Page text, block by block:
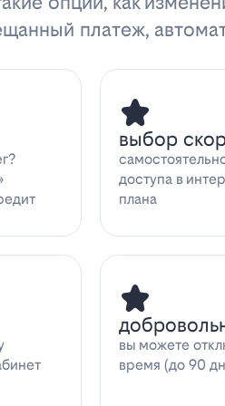
платеж,
выбор
доступа в
плана
вы можете
время (до 90